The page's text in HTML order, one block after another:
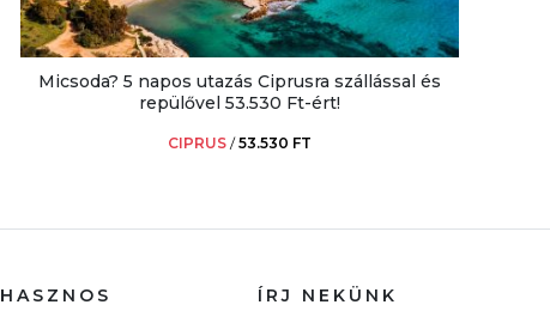
Micsoda? 5 napos utazás Ciprusra szállással és
repülővel 53.530 Ft-ért!
CIPRUS /53.530 FT
HASZNOS ÍRJ NEKÜNK